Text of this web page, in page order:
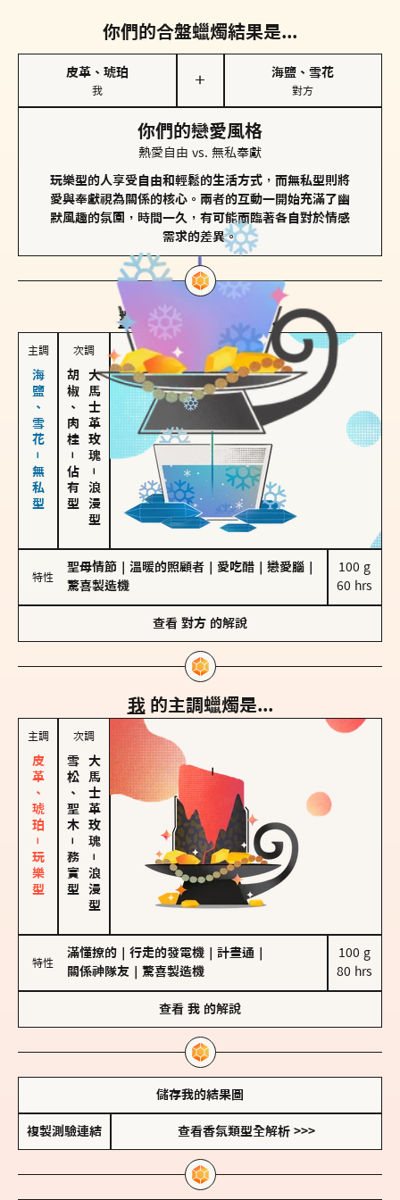
你們的合盤蠟燭結果是...
皮革、琥珀
我
＋
海鹽、雪花
對方
你們的戀愛風格
熱愛自由 vs. 無私奉獻
玩樂型的人享受自由和輕鬆的生活方式，而無私型則將
愛與奉獻視為關係的核心。兩者的互動一開始充滿了幽
默風趣的氛圍，時間一久，有可能面臨著各自對於情感
需求的差異。
對方的主調蠟燭是...
主調
海鹽、雪花－無私型
次調
胡椒、肉桂
－
佔有型
大馬士革玫瑰
－
浪漫型
特性
聖母情節 溫暖的照顧者 愛吃醋 戀愛腦
驚喜製造機
100 g
60 hrs
查看 對方 的解說
我 的主調蠟燭是...
主調
皮革、琥珀－玩樂型
次調
雪松、聖木
－
務實型
大馬士革玫瑰
－
浪漫型
特性
滿懂撩的 行走的發電機 計畫通
關係神隊友
驚喜製造機
100 g
80 hrs
查看 我 的解說
儲存我的結果圖
複製測驗連結 查看香氛類型全解析 >>>